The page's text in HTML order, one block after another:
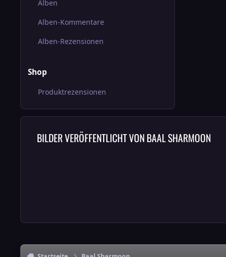
Alben
Alben-Kommentare
Alben-Rezensionen
Shop
Produktrezensionen
BILDER VERÖFFENTLICHT VON BAAL SHARMOON